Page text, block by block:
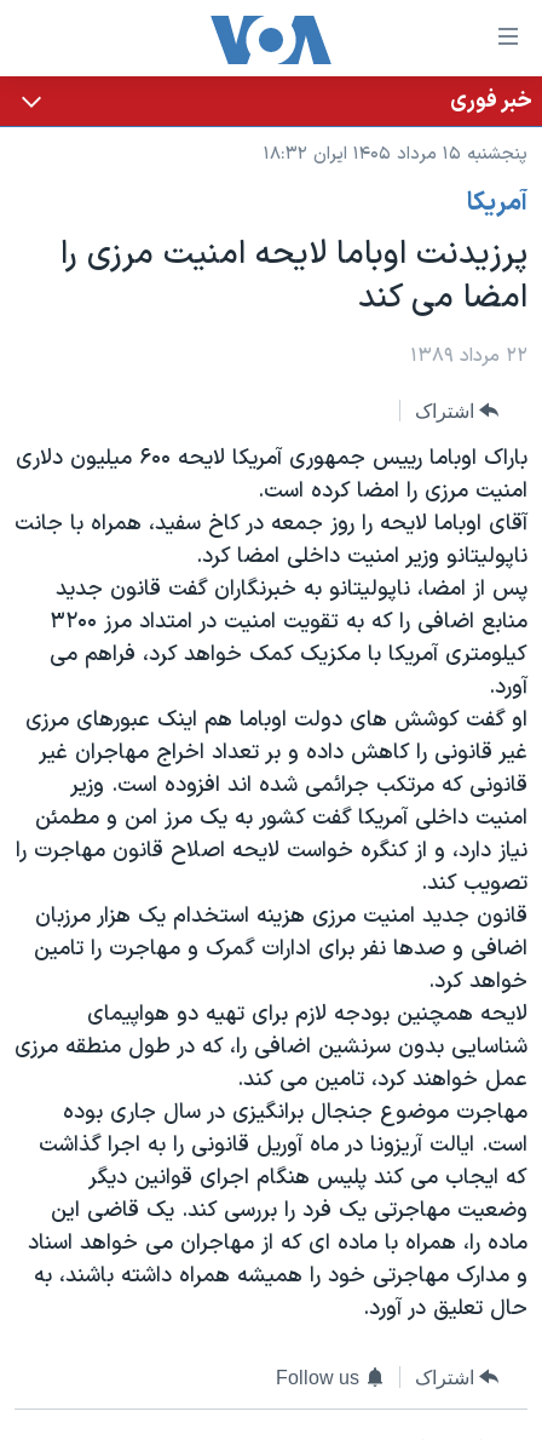
لینکهای
قابل
دسترسی
جهش
محتوای
اصلی
جهش
به
صفحه
جهش
جستجو
خانه
نسخه سبک وب‌سایت
موضوع ها
ایران
آمریکا
جهان
ویژه برنامه‌ها
ویدیوها
فرهنگ و زندگی
حقوق شهروندی
اقتصادی
علم و فناوری
اسرائیل در جنگ
گالری عکس
آرشیو پخش زنده
برنامه های تلویزیونی
جدول برنامه ها
صفحه‌های ویژه
بایگانی برنامه‌های تلویزیونی
مستندها
انتخابات ریاست جمهوری آمریکا ۲۰۲۴
حمله جمهوری اسلامی به اسرائیل
رمز مهسا
ورزش زنان در ایران
اعتراضات زن، زندگی، آزادی
مجموعه مستندهای دادخواهی
تریبونال مردمی آبان ۹۸
دادگاه حمید نوری
چهل سال گروگان‌گیری
قانون شفافیت دارائی کادر رهبری ایران
اعتراضات مردمی آبان ۹۸
اسرائیل در جنگ
نرگس محمدی برنده جایزه نوبل صلح
همایش محافظه‌کاران آمریکا «سی‌پک»
صفحه‌های ویژه
سفر پرزیدنت ترامپ به چین
یادگیری زبان انگلیسی
دنبال کنید
زبانهای مختلف
خبر فوری
پنجشنبه ۱۵ مرداد ۱۴۰۵ ایران ۱۸:۳۲
آمريکا
پرزیدنت اوباما لایحه امنیت مرزی را
امضا می کند
۲۲ مرداد ۱۳۸۹
اشتراک
باراک اوباما رییس جمهوری آمریکا لایحه ۶۰۰ میلیون دلاری
امنیت مرزی را امضا کرده است.
آقای اوباما لایحه را روز جمعه در کاخ سفید، همراه با جانت
ناپولیتانو وزیر امنیت داخلی امضا کرد.
پس از امضا، ناپولیتانو به خبرنگاران گفت قانون جدید
منابع اضافی را که به تقویت امنیت در امتداد مرز ۳۲۰۰
کیلومتری آمریکا با مکزیک کمک خواهد کرد، فراهم می
آورد.
او گفت کوشش های دولت اوباما هم اینک عبورهای مرزی
غیر قانونی را کاهش داده و بر تعداد اخراج مهاجران غیر
قانونی که مرتکب جرائمی شده اند افزوده است. وزیر
امنیت داخلی آمریکا گفت کشور به یک مرز امن و مطمئن
نیاز دارد، و از کنگره خواست لایحه اصلاح قانون مهاجرت را
تصویب کند.
قانون جدید امنیت مرزی هزینه استخدام یک هزار مرزبان
اضافی و صدها نفر برای ادارات گمرک و مهاجرت را تامین
خواهد کرد.
لایحه همچنین بودجه لازم برای تهیه دو هواپیمای
شناسایی بدون سرنشین اضافی را، که در طول منطقه مرزی
عمل خواهند کرد، تامین می کند.
مهاجرت موضوع جنجال برانگیزی در سال جاری بوده
است. ایالت آریزونا در ماه آوریل قانونی را به اجرا گذاشت
که ایجاب می کند پلیس هنگام اجرای قوانین دیگر
وضعیت مهاجرتی یک فرد را بررسی کند. یک قاضی این
ماده را، همراه با ماده ای که از مهاجران می خواهد اسناد
و مدارک مهاجرتی خود را همیشه همراه داشته باشند، به
حال تعلیق در آورد.
اشتراک Follow us